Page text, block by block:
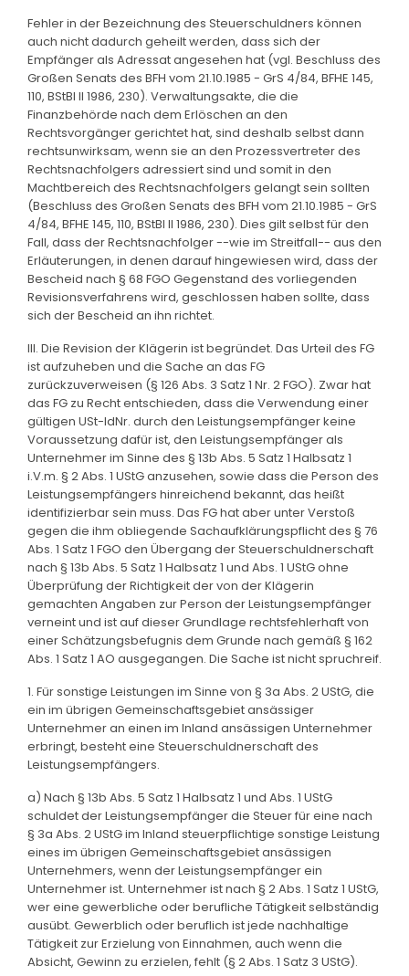
Fehler in der Bezeichnung des Steuerschuldners können
auch nicht dadurch geheilt werden, dass sich der
Empfänger als Adressat angesehen hat (vgl. Beschluss des
Großen Senats des BFH vom 21.10.1985 - GrS 4/84, BFHE 145,
110, BStBl II 1986, 230). Verwaltungsakte, die die
Finanzbehörde nach dem Erlöschen an den
Rechtsvorgänger gerichtet hat, sind deshalb selbst dann
rechtsunwirksam, wenn sie an den Prozessvertreter des
Rechtsnachfolgers adressiert sind und somit in den
Machtbereich des Rechtsnachfolgers gelangt sein sollten
(Beschluss des Großen Senats des BFH vom 21.10.1985 - GrS
4/84, BFHE 145, 110, BStBl II 1986, 230). Dies gilt selbst für den
Fall, dass der Rechtsnachfolger --wie im Streitfall-- aus den
Erläuterungen, in denen darauf hingewiesen wird, dass der
Bescheid nach § 68 FGO Gegenstand des vorliegenden
Revisionsverfahrens wird, geschlossen haben sollte, dass
sich der Bescheid an ihn richtet.
III. Die Revision der Klägerin ist begründet. Das Urteil des FG
ist aufzuheben und die Sache an das FG
zurückzuverweisen (§ 126 Abs. 3 Satz 1 Nr. 2 FGO). Zwar hat
das FG zu Recht entschieden, dass die Verwendung einer
gültigen USt-IdNr. durch den Leistungsempfänger keine
Voraussetzung dafür ist, den Leistungsempfänger als
Unternehmer im Sinne des § 13b Abs. 5 Satz 1 Halbsatz 1
i.V.m. § 2 Abs. 1 UStG anzusehen, sowie dass die Person des
Leistungsempfängers hinreichend bekannt, das heißt
identifizierbar sein muss. Das FG hat aber unter Verstoß
gegen die ihm obliegende Sachaufklärungspflicht des § 76
Abs. 1 Satz 1 FGO den Übergang der Steuerschuldnerschaft
nach § 13b Abs. 5 Satz 1 Halbsatz 1 und Abs. 1 UStG ohne
Überprüfung der Richtigkeit der von der Klägerin
gemachten Angaben zur Person der Leistungsempfänger
verneint und ist auf dieser Grundlage rechtsfehlerhaft von
einer Schätzungsbefugnis dem Grunde nach gemäß § 162
Abs. 1 Satz 1 AO ausgegangen. Die Sache ist nicht spruchreif.
1. Für sonstige Leistungen im Sinne von § 3a Abs. 2 UStG, die
ein im übrigen Gemeinschaftsgebiet ansässiger
Unternehmer an einen im Inland ansässigen Unternehmer
erbringt, besteht eine Steuerschuldnerschaft des
Leistungsempfängers.
a) Nach § 13b Abs. 5 Satz 1 Halbsatz 1 und Abs. 1 UStG
schuldet der Leistungsempfänger die Steuer für eine nach
§ 3a Abs. 2 UStG im Inland steuerpflichtige sonstige Leistung
eines im übrigen Gemeinschaftsgebiet ansässigen
Unternehmers, wenn der Leistungsempfänger ein
Unternehmer ist. Unternehmer ist nach § 2 Abs. 1 Satz 1 UStG,
wer eine gewerbliche oder berufliche Tätigkeit selbständig
ausübt. Gewerblich oder beruflich ist jede nachhaltige
Tätigkeit zur Erzielung von Einnahmen, auch wenn die
Absicht, Gewinn zu erzielen, fehlt (§ 2 Abs. 1 Satz 3 UStG).